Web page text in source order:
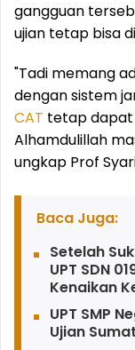
gangguan
ujian tetap bisa
"Tadi memang
dengan sistem
CAT tetap dapat
Alhamdulillah
ungkap Prof
Baca Juga:
Setelah
UPT SDN
Kenaikan
UPT SMP
Ujian